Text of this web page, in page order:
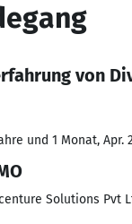
von
und 1 Monat, Apr.
Solutions Pvt